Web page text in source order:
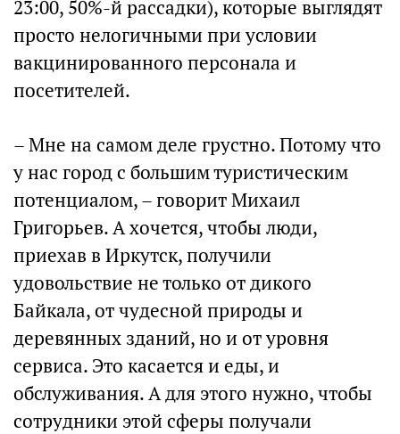
23:00, 50%-й рассадки), которые выглядят
просто нелогичными при условии
вакцинированного персонала и
посетителей.
– Мне на самом деле грустно. Потому что
у нас город с большим туристическим
потенциалом, – говорит Михаил
Григорьев. А хочется, чтобы люди,
приехав в Иркутск, получили
удовольствие не только от дикого
Байкала, от чудесной природы и
деревянных зданий, но и от уровня
сервиса. Это касается и еды, и
обслуживания. А для этого нужно, чтобы
сотрудники этой сферы получали